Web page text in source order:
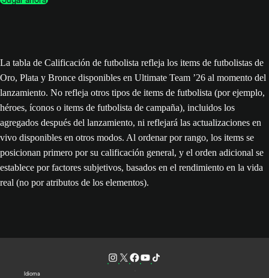
La tabla de Calificación de futbolista refleja los items de futbolistas de
Oro, Plata y Bronce disponibles en Ultimate Team ’26 al momento del
lanzamiento. No refleja otros tipos de items de futbolista (por ejemplo,
héroes, íconos o items de futbolista de campaña), incluidos los
agregados después del lanzamiento, ni reflejará las actualizaciones en
vivo disponibles en otros modos. Al ordenar por rango, los items se
posicionan primero por su calificación general, y el orden adicional se
establece por factores subjetivos, basados en el rendimiento en la vida
real (no por atributos de los elementos).
Idioma